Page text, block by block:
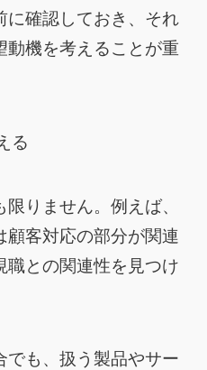
に確認しておき、それ
動機を考えることが重
る
りません。例えば、
顧客対応の部分が関連
職との関連性を見つけ
でも、扱う製品やサー